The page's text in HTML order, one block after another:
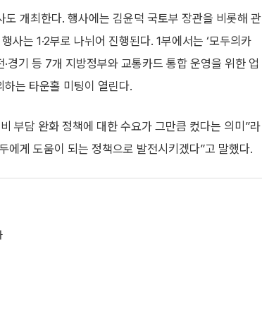
개최한다. 행사에는 김윤덕 국토부 장관을 비롯해 관
는 1·2부로 나뉘어 진행된다. 1부에서는 ‘모두의카
·경기 등 7개 지방정부와 교통카드 통합 운영을 위한 업
는 타운홀 미팅이 열린다.
부담 완화 정책에 대한 수요가 그만큼 컸다는 의미”라
에게 도움이 되는 정책으로 발전시키겠다”고 말했다.